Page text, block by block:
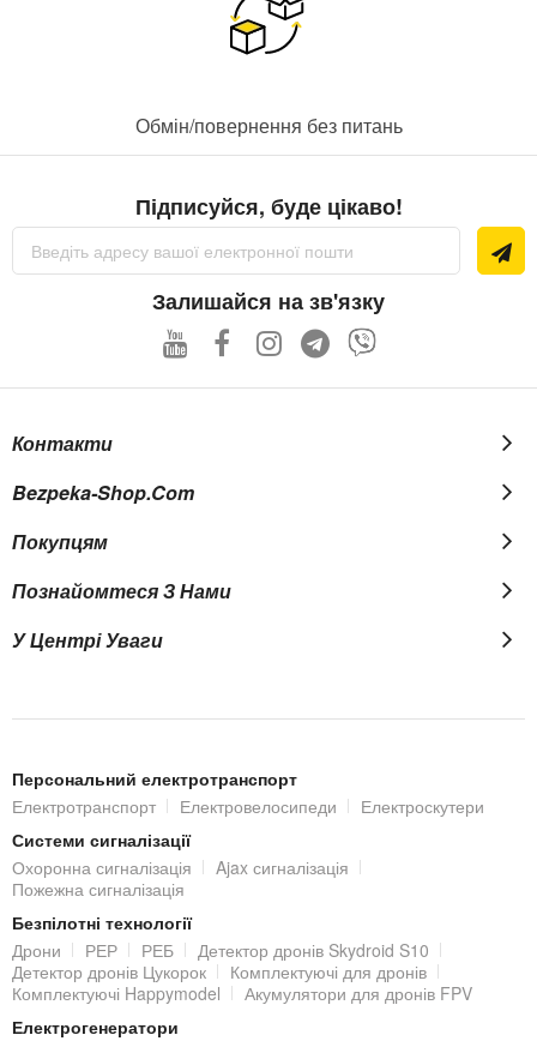
Обмін/повернення без питань
Підписуйся, буде цікаво!
Підпишіться
нашу
Залишайся на зв'язку
Контакти
Bezpeka-Shop.com
Покупцям
Познайомтеся З Нами
У Центрі Уваги
Персональний електротранспорт
Електротранспорт
Електровелосипеди
Електроскутери
Системи сигналізації
Охоронна сигналізація
Ajax сигналізація
Пожежна сигналізація
Безпілотні технології
Дрони
РЕР РЕБ
Детектор дронів Skydroid S10
Детектор дронів Цукорок
Комплектуючі для дронів
Комплектуючі Happymodel
Акумулятори для дронів FPV
Електрогенератори